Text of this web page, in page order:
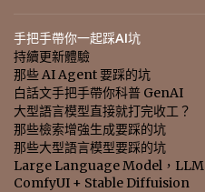
手把手帶你一起踩AI坑
持續更新體驗
那些 AI Agent 要踩的坑
白話文手把手帶你科普 GenAI
大型語言模型直接就打完收工？
那些檢索增強生成要踩的坑
那些大型語言模型要踩的坑
Large Language Model，LLM
ComfyUI + Stable Diffuision